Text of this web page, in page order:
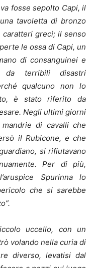
fosse sepolto Capi, il
tavoletta di bronzo
caratteri greci; il senso
le ossa di Capi, un
di consanguinei e
da terribili disastri
qualcuno non lo
è stato riferito da
Negli ultimi giorni
di cavalli che
il Rubicone, e che
si rifiutavano
Per di più,
Spurinna lo
che si sarebbe
uccello, con un
volando nella curia di
diverso, levatisi dal